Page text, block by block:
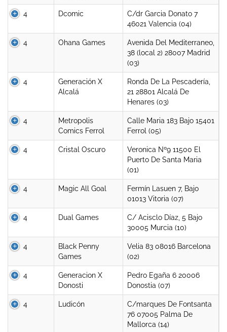
4 Dcomic
C/dr Garcia Donato 7
46021 Valencia (04)
4 Ohana Games
Avenida Del Mediterraneo,
38 (local 2) 28007 Madrid
(03)
4
Generación X
Alcalá
Ronda De La Pescadería,
21 28801 Alcalá De
Henares (03)
4
Metropolis
Comics Ferrol
Calle Maria 183 Bajo 15401
Ferrol (05)
4 Cristal Oscuro
Veronica Nº9 11500 El
Puerto De Santa Maria
(01)
4 Magic All Goal
Fermín Lasuen 7, Bajo
01013 Vitoria (07)
4 Dual Games
C/ Acisclo Díaz, 5 Bajo
30005 Murcia (10)
4
Black Penny
Games
Velia 83 08016 Barcelona
(02)
4
Generacion X
Donosti
Pedro Egaña 6 20006
Donostia (07)
4 Ludicón
C/marques De Fontsanta
76 07005 Palma De
Mallorca (14)